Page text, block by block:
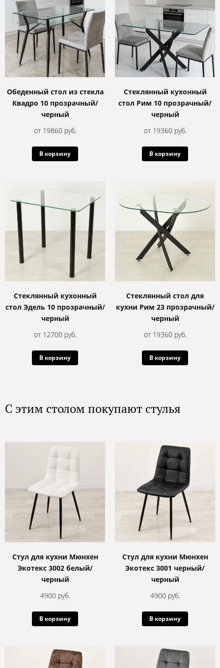
Обеденный стол из стекла
Квадро 10 прозрачный/
черный
от 19860 руб.
В корзину
Стеклянный кухонный
стол Рим 10 прозрачный/
черный
от 19360 руб.
В корзину
Стеклянный кухонный
стол Эдель 10 прозрачный/
черный
от 12700 руб.
В корзину
Стеклянный стол для
кухни Рим 23 прозрачный/
черный
от 19360 руб.
В корзину
С этим столом покупают стулья
Стул для кухни Мюнхен
Экотекс 3002 белый/
черный
4900 руб.
В корзину
Стул для кухни Мюнхен
Экотекс 3001 черный/
черный
4900 руб.
В корзину